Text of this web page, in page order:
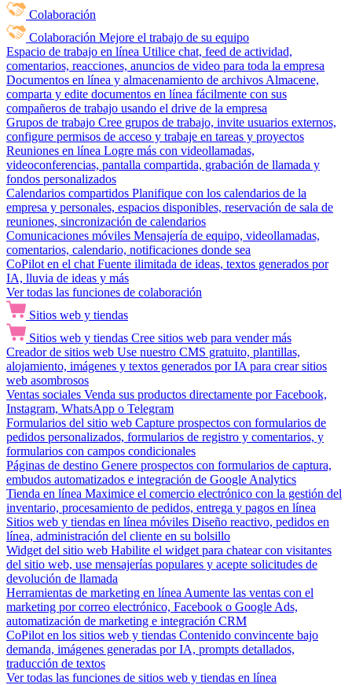
Colaboración
Colaboración Mejore el trabajo de su equipo
Espacio de trabajo en línea Utilice chat, feed de actividad,
comentarios, reacciones, anuncios de video para toda la empresa
Documentos en línea y almacenamiento de archivos Almacene,
comparta y edite documentos en línea fácilmente con sus
compañeros de trabajo usando el drive de la empresa
Grupos de trabajo Cree grupos de trabajo, invite usuarios externos,
configure permisos de acceso y trabaje en tareas y proyectos
Reuniones en línea Logre más con videollamadas,
videoconferencias, pantalla compartida, grabación de llamada y
fondos personalizados
Calendarios compartidos Planifique con los calendarios de la
empresa y personales, espacios disponibles, reservación de sala de
reuniones, sincronización de calendarios
Comunicaciones móviles Mensajería de equipo, videollamadas,
comentarios, calendario, notificaciones donde sea
CoPilot en el chat Fuente ilimitada de ideas, textos generados por
IA, lluvia de ideas y más
Ver todas las funciones de colaboración
Sitios web y tiendas
Sitios web y tiendas Cree sitios web para vender más
Creador de sitios web Use nuestro CMS gratuito, plantillas,
alojamiento, imágenes y textos generados por IA para crear sitios
web asombrosos
Ventas sociales Venda sus productos directamente por Facebook,
Instagram, WhatsApp o Telegram
Formularios del sitio web Capture prospectos con formularios de
pedidos personalizados, formularios de registro y comentarios, y
formularios con campos condicionales
Páginas de destino Genere prospectos con formularios de captura,
embudos automatizados e integración de Google Analytics
Tienda en línea Maximice el comercio electrónico con la gestión del
inventario, procesamiento de pedidos, entrega y pagos en línea
Sitios web y tiendas en línea móviles Diseño reactivo, pedidos en
línea, administración del cliente en su bolsillo
Widget del sitio web Habilite el widget para chatear con visitantes
del sitio web, use mensajerías populares y acepte solicitudes de
devolución de llamada
Herramientas de marketing en línea Aumente las ventas con el
marketing por correo electrónico, Facebook o Google Ads,
automatización de marketing e integración CRM
CoPilot en los sitios web y tiendas Contenido convincente bajo
demanda, imágenes generadas por IA, prompts detallados,
traducción de textos
Ver todas las funciones de sitios web y tiendas en línea